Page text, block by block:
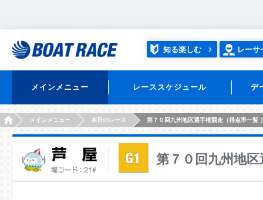
知る楽しむ レーサ
メインメニュー レーススケジュール デ
HOMEメインメニュー 本日のレース 第７０回九州地区選手権競走（得点率一覧
第７０回九州地